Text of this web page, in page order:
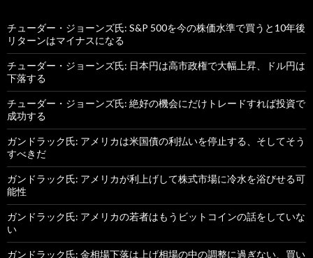
チューダー・ジョーンズ氏: S&P 500を今の株価水準で買うと10年後
リターンはマイナスになる
チューダー・ジョーンズ氏: 日本円は高市政権で大幅上昇、ドル円は
下落する
チューダー・ジョーンズ氏: 絶好の機会にだけトレードすれば投資で
成功する
ガンドラック氏: アメリカは米国債の利払いを停止する、そしてそう
すべきだ
ガンドラック氏: アメリカが利上げして株式市場に冷水を浴びせる可
能性
ガンドラック氏: アメリカの若者はもうビットコインの話をしていな
い
ガンドラック氏: 金相場下落は上げ相場の中の調整に過ぎない、買い